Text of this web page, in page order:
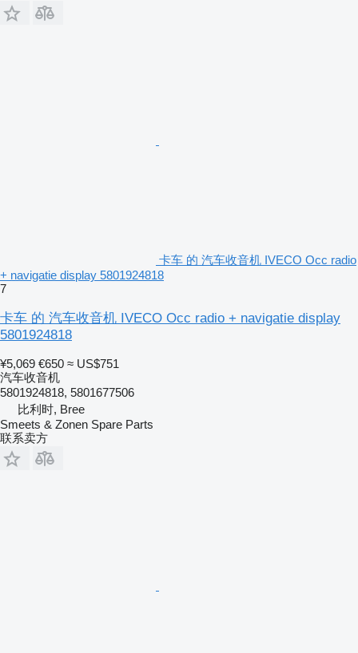
卡车 的 汽车收音机 IVECO Occ radio
+ navigatie display 5801924818
7
卡车 的 汽车收音机 IVECO Occ radio + navigatie display
5801924818
¥5,069 €650 ≈ US$751
汽车收音机
5801924818, 5801677506
比利时, Bree
Smeets & Zonen Spare Parts
联系卖方